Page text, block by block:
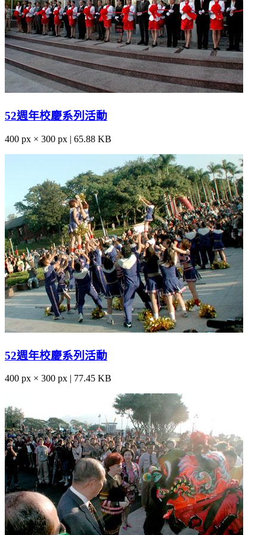
52週年校慶系列活動
400 px × 300 px | 65.88 KB
52週年校慶系列活動
400 px × 300 px | 77.45 KB